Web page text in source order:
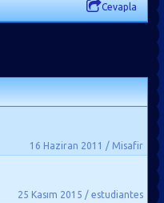
Cevapla
16 Haziran 2011 / Misafir
25 Kasım 2015 / estudiantes